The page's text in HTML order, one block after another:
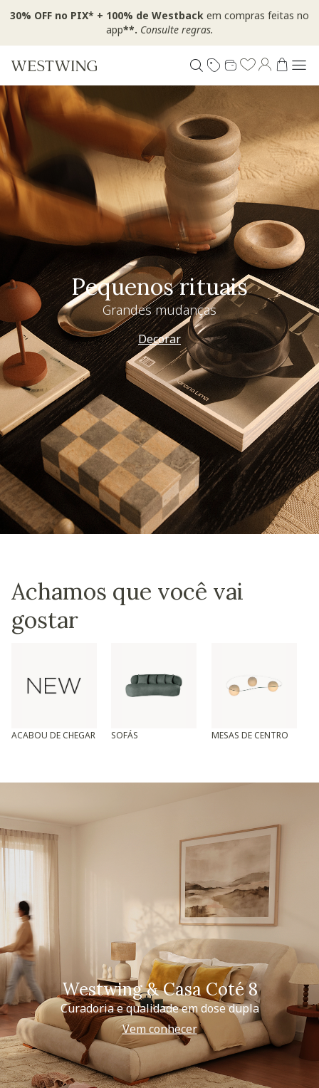
30% OFF no PIX* + 100% de Westback em compras feitas no
app**. Consulte regras.
Pequenos rituais
Grandes mudanças
Decorar
Achamos que você vai
gostar
ACABOU DE CHEGAR SOFÁS MESAS DE CENTRO
Westwing & Casa Coté 8
Curadoria e qualidade em dose dupla
Vem conhecer